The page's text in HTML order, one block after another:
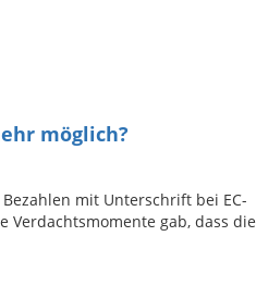
möglich?
mit Unterschrift bei EC-
gab, dass die